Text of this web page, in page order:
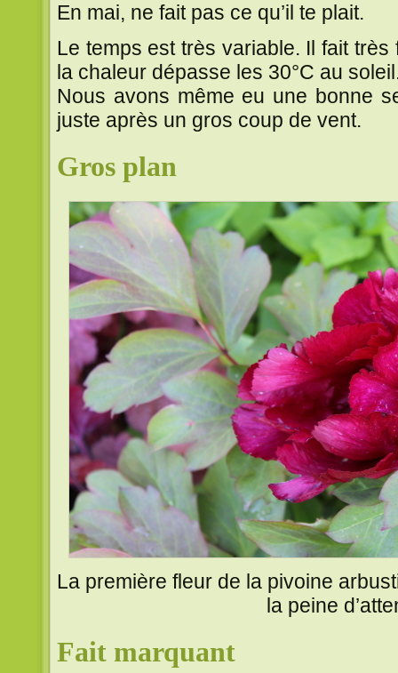
En mai, ne fait pas ce qu’il te plait.
Le temps est très variable. Il fait très
la chaleur dépasse les 30°C au
Nous avons même eu une bonne
juste après un gros coup de vent.
Gros plan
La première fleur de la pivoine
la peine
Fait marquant